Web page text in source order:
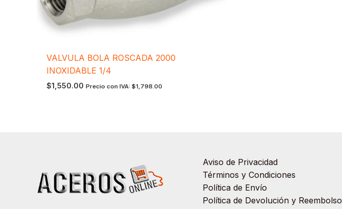
VALVULA BOLA ROSCADA 2000
INOXIDABLE 1/4
$1,550.00 Precio con IVA:$1,798.00
Aviso de Privacidad
Términos y Condiciones
Política de Envío
Política de Devolución y Reembolso